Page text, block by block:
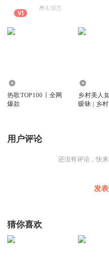
8.38万
热歌TOP100丨全网
爆款
乡村美人
暧昧 | 乡村
用户评论
还没有评论，快
发
猜你喜欢